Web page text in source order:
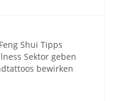
Shui Tipps
Sektor geben
bewirken